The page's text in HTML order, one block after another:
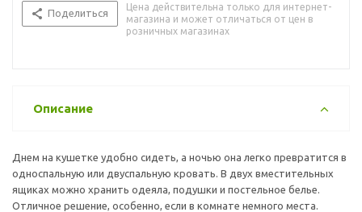
Поделиться
Цена действительна только для интернет-
магазина и может отличаться от цен в
розничных магазинах
Описание
Днем на кушетке удобно сидеть, а ночью она легко превратится в
односпальную или двуспальную кровать. В двух вместительных
ящиках можно хранить одеяла, подушки и постельное белье.
Отличное решение, особенно, если в комнате немного места.